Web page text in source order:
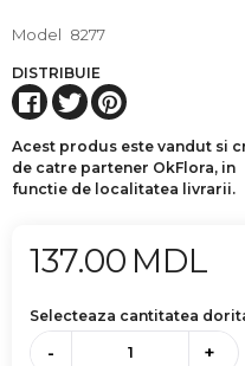
Model 8277
DISTRIBUIE
Acest produs este vandut si
de catre partener OkFlora, in
functie de localitatea livrarii.
137.00 MDL
Selecteaza cantitatea
- +